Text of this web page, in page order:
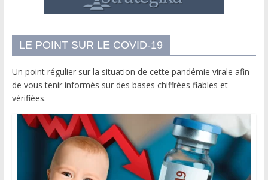
LE POINT SUR LE COVID-19
Un point régulier sur la situation de cette pandémie virale afin
de vous tenir informés sur des bases chiffrées fiables et
vérifiées.